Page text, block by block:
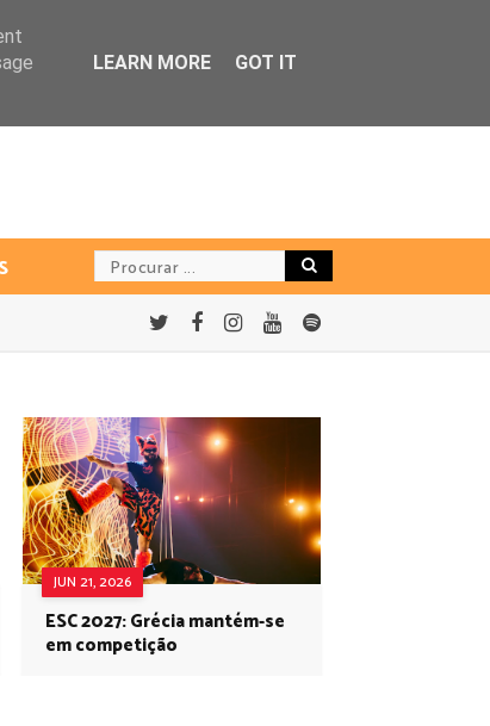
JUN 21, 2026
ESC 2027: Grécia mantém-se
em competição
LEARN MORE GOT IT